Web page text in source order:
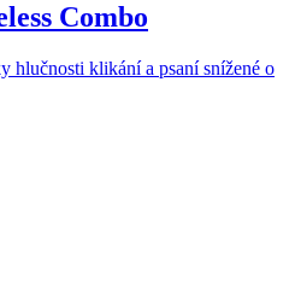
Combo
hlučnosti klikání a psaní snížené o